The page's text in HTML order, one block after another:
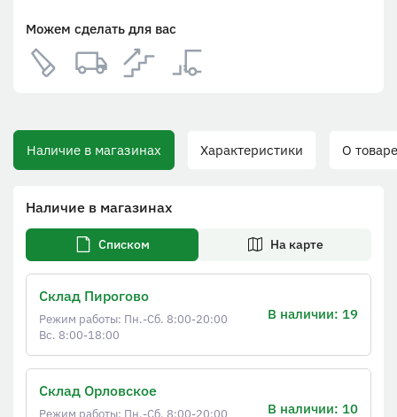
Можем сделать для вас
Наличие в магазинах Характеристики О товаре
Наличие в магазинах
Списком На карте
Склад Пирогово
Режим работы: Пн.-Сб. 8:00-20:00
Вс. 8:00-18:00
В наличии: 19
Склад Орловское
Режим работы: Пн.-Сб. 8:00-20:00 В наличии: 10